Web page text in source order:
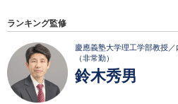
ランキング監修
慶應義塾大学理工学部教授
（非常勤）
鈴木秀男